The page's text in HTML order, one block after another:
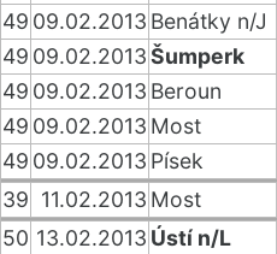
49 09.02.2013 Benátky n/J
49 09.02.2013Šumperk
49 09.02.2013 Beroun
49 09.02.2013 Most
49 09.02.2013 Písek
39 11.02.2013 Most
50 13.02.2013 Ústí n/L